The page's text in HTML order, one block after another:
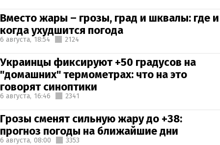
Вместо жары – грозы, град и шквалы: где и
когда ухудшится погода
6 августа, 18:54 2124
Украинцы фиксируют +50 градусов на
"домашних" термометрах: что на это
говорят синоптики
6 августа, 16:46 2341
Грозы сменят сильную жару до +38:
прогноз погоды на ближайшие дни
6 августа, 08:00 3353